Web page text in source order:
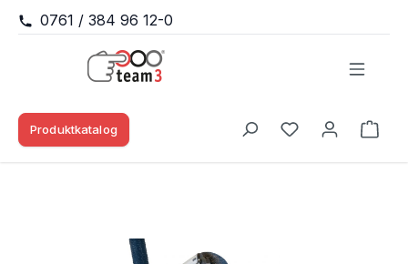
Zum Hauptinhalt springen
0761 / 384 96 12-0
Produktkatalog
Du hast 0
Bildergalerie überspringen